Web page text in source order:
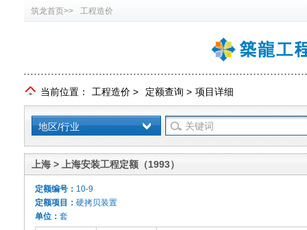
筑龙首页>> 工程造价
当前位置： 工程造价 > 定额查询 > 项目详细
地区/行业
上海 > 上海安装工程定额（1993）
定额编号： 10-9
定额项目： 硬拷贝装置
单位： 套